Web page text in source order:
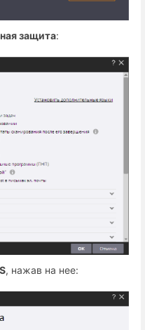
защита:
, нажав на нее: